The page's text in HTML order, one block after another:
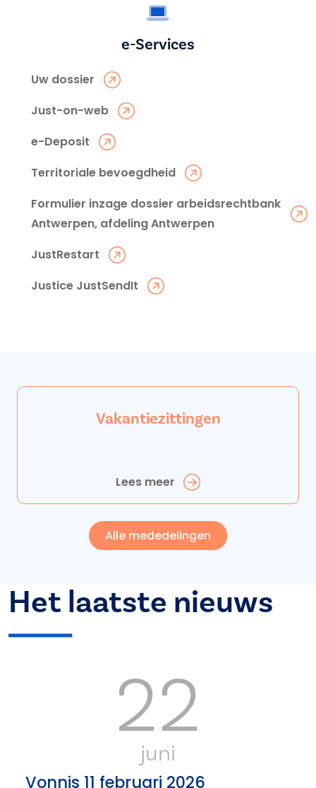
e-Services
Uw dossier
Just-on-web
e-Deposit
Territoriale bevoegdheid
Formulier inzage dossier arbeidsrechtbank
Antwerpen, afdeling Antwerpen
JustRestart
Justice JustSendIt
Vakantiezittingen
Lees meer
Alle mededelingen
Het laatste nieuws
22
juni
Vonnis 11 februari 2026